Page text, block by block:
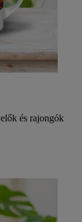
és rajongók